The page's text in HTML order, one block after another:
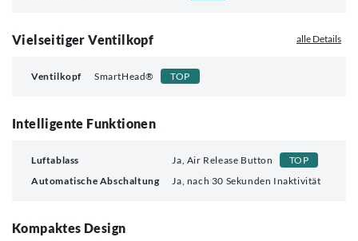
Vielseitiger Ventilkopf alle Details
Ventilkopf SmartHead® TOP
Intelligente Funktionen
Luftablass Ja, Air Release Button
TOP
Automatische Abschaltung
Ja, nach 30 Sekunden Inaktivität
Kompaktes Design